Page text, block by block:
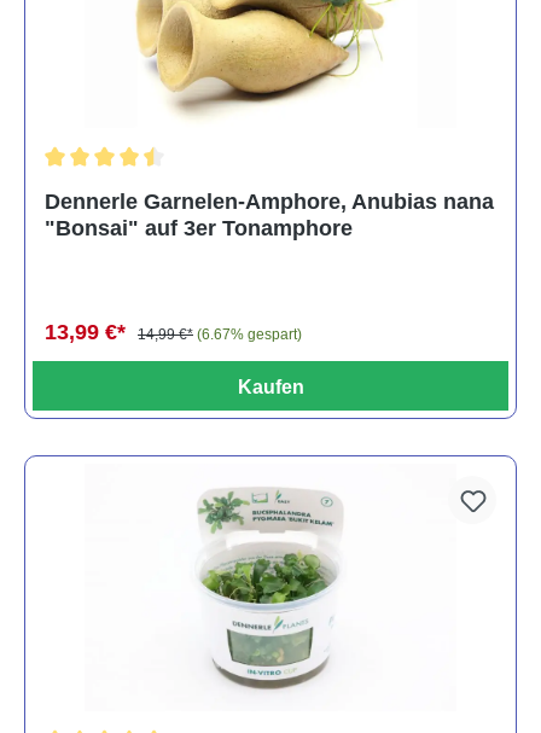
Dennerle Garnelen-Amphore, Anubias nana
"Bonsai" auf 3er Tonamphore
13,99 €* 14,99 €* (6.67% gespart)
Kaufen